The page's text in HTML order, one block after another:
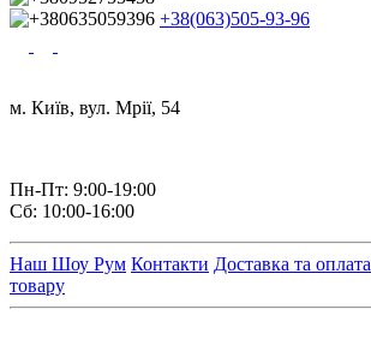
+38(063)505-93-96
м. Київ, вул. Мрії, 54
Пн-Пт: 9:00-19:00
Сб: 10:00-16:00
Наш Шоу Рум Контакти Доставка та оплата
товару